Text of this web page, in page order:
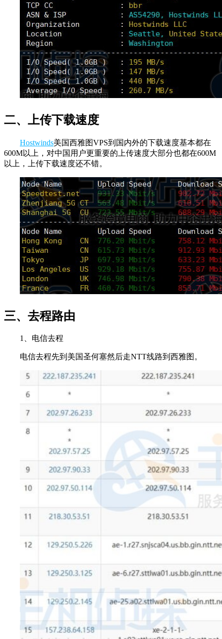
二、上传下载速度
Hostwinds美国西雅图VPS到国内外的下载速度基本都在
600M以上，对中国用户更重要的上传速度大部分也都在600M
以上，上传下载速度还不错。
三、去程路由
1、电信去程
电信去程先到美国圣何塞然后走NTT线路到西雅图。